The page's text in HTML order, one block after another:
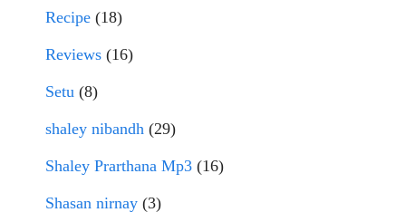
Recipe (18)
Reviews (16)
Setu (8)
shaley nibandh (29)
Shaley Prarthana Mp3 (16)
Shasan nirnay (3)